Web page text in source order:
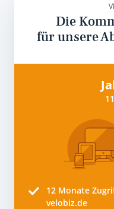
Die
für unsere
12 Monate
velobiz.de